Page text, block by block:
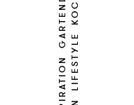
LIFESTYLE